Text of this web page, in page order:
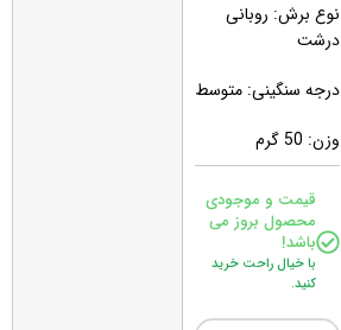
نوع برش: روبانی
درشت
درجه سنگینی: متوسط
وزن: 50 گرم
قیمت و موجودی
محصول بروز می
باشد!
با خیال راحت خرید
کنید.